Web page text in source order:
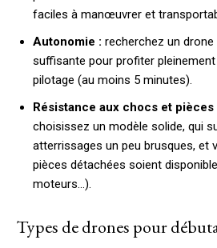
faciles à manœuvrer et
Autonomie : recherchez un
suffisante pour profiter
pilotage (au moins 5 minutes).
Résistance aux chocs et pièces
choisissez un modèle solide, qui
atterrissages un peu brusques, et
pièces détachées soient
moteurs…).
Types de drones pour